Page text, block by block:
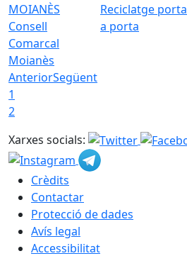
Consell
Comarcal
Moianès
Reciclatge porta
a porta
AnteriorSegüent
1
2
Xarxes socials:
Crèdits
Contactar
Protecció de dades
Avís legal
Accessibilitat